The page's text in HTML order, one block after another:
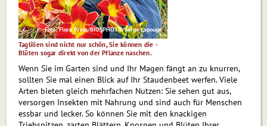
Foto: Flora Press/BIOSPHOTO/Serge Lapouge
Taglilien sind nicht nur schön, Sie können die ­
Blüten sogar direkt von der Pflanze naschen.
Wenn Sie im Garten sind und Ihr Magen fängt an zu knurren,
sollten Sie mal einen Blick auf Ihr Stau­den­beet werfen. Viele
Arten bieten gleich mehrfachen Nutzen: Sie sehen gut aus,
versorgen Insekten mit Nahrung und sind auch für Menschen
essbar und lecker. So können Sie mit den knackigen